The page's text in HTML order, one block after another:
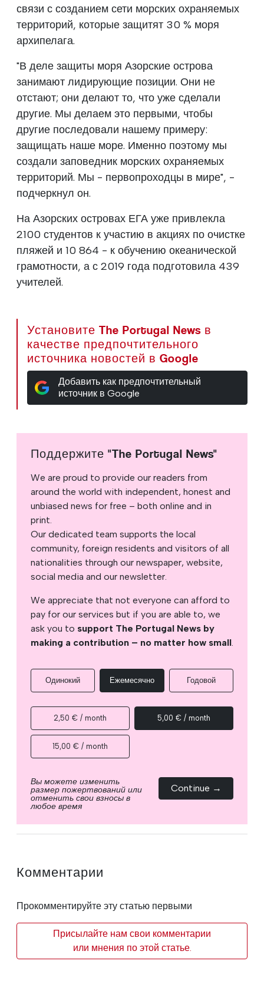
связи с созданием сети морских охраняемых
территорий, которые защитят 30 % моря
архипелага.
"В деле защиты моря Азорские острова
занимают лидирующие позиции. Они не
отстают; они делают то, что уже сделали
другие. Мы делаем это первыми, чтобы
другие последовали нашему примеру:
защищать наше море. Именно поэтому мы
создали заповедник морских охраняемых
территорий. Мы - первопроходцы в мире", -
подчеркнул он.
На Азорских островах ЕГА уже привлекла
2100 студентов к участию в акциях по очистке
пляжей и 10 864 - к обучению океанической
грамотности, а с 2019 года подготовила 439
учителей.
Установите The Portugal News в
качестве предпочтительного
источника новостей в Google
Добавить как предпочтительный
источник в Google
Поддержите "The Portugal News"
We are proud to provide our readers from
around the world with independent, honest and
unbiased news for free – both online and in
print.
Our dedicated team supports the local
community, foreign residents and visitors of all
nationalities through our newspaper, website,
social media and our newsletter.
We appreciate that not everyone can afford to
pay for our services but if you are able to, we
ask you to support The Portugal News by
making a contribution – no matter how small.
Одинокий Ежемесячно Годовой
2,50 € / month 5,00 € / month
15,00 € / month
Вы можете изменить
размер пожертвований или
отменить свои взносы в
любое время
Continue →
Комментарии
Прокомментируйте эту статью первыми
Присылайте нам свои комментарии
или мнения по этой статье.